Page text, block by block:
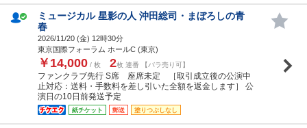
ミュージカル 星影の人 沖田総司・まぼろしの青
春
2026/11/20 (金) 12時30分
東京国際フォーラム ホールC (東京)
￥14,000 / 枚 2枚 連番 【バラ売り可】
ファンクラブ先行 S席 座席未定 ［取引成立後の公演中
止対応：送料・手数料を差し引いた全額を返金します］ 公
演日の10日前発送予定
紙チケット 郵送 塗りつぶしなし